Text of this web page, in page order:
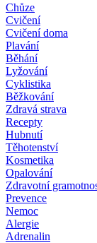
Chůze
Cvičení
Cvičení doma
Plavání
Běhání
Lyžování
Cyklistika
Běžkování
Zdravá strava
Recepty
Hubnutí
Těhotenství
Kosmetika
Opalování
Zdravotní
Prevence
Nemoc
Alergie
Adrenalin